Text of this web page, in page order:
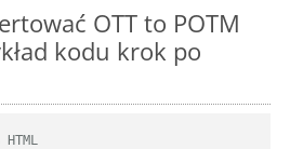
OTT to POTM
kodu krok po